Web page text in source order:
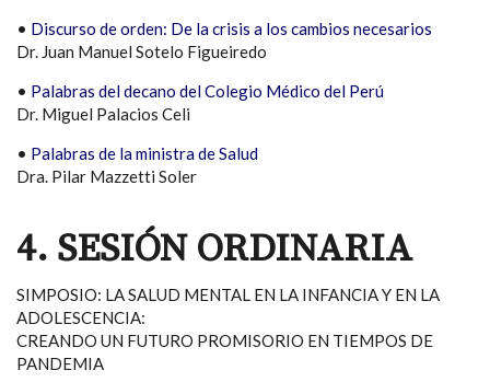
• Discurso de orden: De la crisis a los cambios necesarios
Dr. Juan Manuel Sotelo Figueiredo
• Palabras del decano del Colegio Médico del Perú
Dr. Miguel Palacios Celi
• Palabras de la ministra de Salud
Dra. Pilar Mazzetti Soler
4. SESIÓN ORDINARIA
SIMPOSIO: LA SALUD MENTAL EN LA INFANCIA Y EN LA
ADOLESCENCIA:
CREANDO UN FUTURO PROMISORIO EN TIEMPOS DE
PANDEMIA